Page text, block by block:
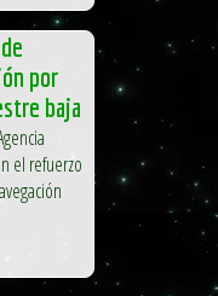
por
baja
el refuerzo